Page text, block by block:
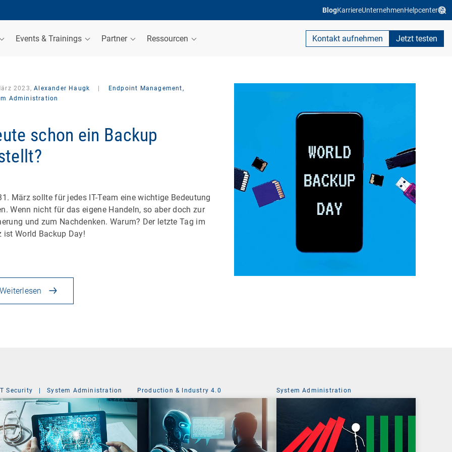
BlogKarriereUnternehmenHelpcenter
Events & Trainings Partner Ressourcen Kontakt aufnehmen Jetzt testen
2023,Alexander Haugk
Endpoint Management,
Administration
schon ein Backup
März sollte für jedes IT-Team eine wichtige Bedeutung
Wenn nicht für das eigene Handeln, so aber doch zur
und zum Nachdenken. Warum? Der letzte Tag im
ist World Backup Day!
Weiterlesen
Security | System Administration Production & Industry 4.0 System Administration